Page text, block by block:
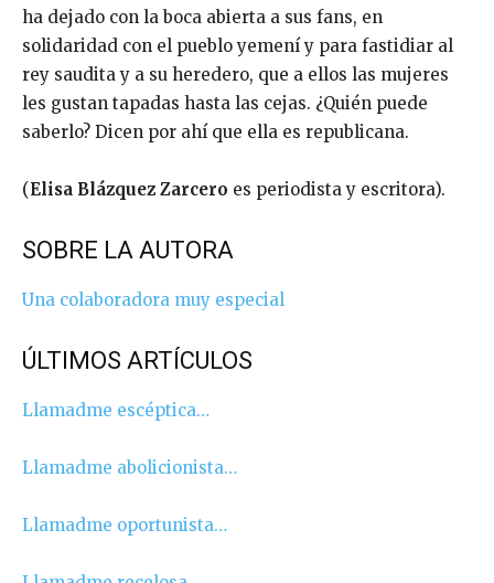
ha dejado con la boca abierta a sus fans, en
solidaridad con el pueblo yemení y para fastidiar al
rey saudita y a su heredero, que a ellos las mujeres
les gustan tapadas hasta las cejas. ¿Quién puede
saberlo? Dicen por ahí que ella es republicana.
(Elisa Blázquez Zarcero es periodista y escritora).
SOBRE LA AUTORA
Una colaboradora muy especial
ÚLTIMOS ARTÍCULOS
Llamadme escéptica…
Llamadme abolicionista…
Llamadme oportunista…